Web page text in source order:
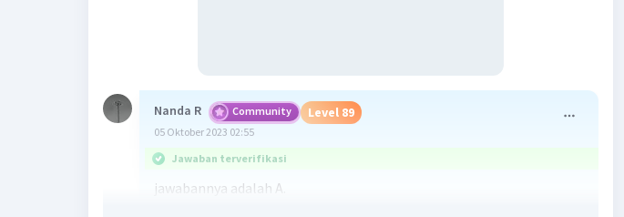
Nanda R Community Level 89
05 Oktober 2023 02:55
Jawaban terverifikasi
jawabannya adalah A.